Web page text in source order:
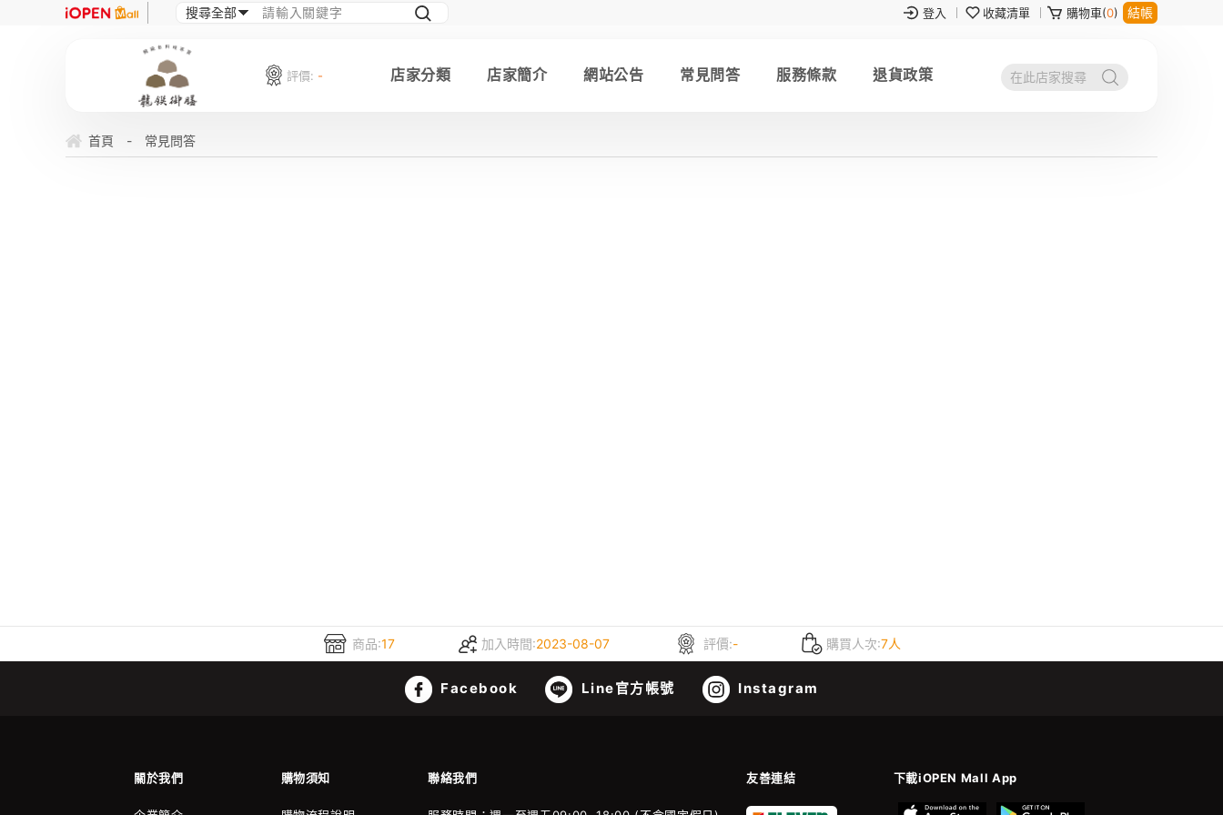
登入 收藏清單 購物車(0) 結帳
評價: - 店家分類 店家簡介 網站公告 常見問答 服務條款 退貨政策
首頁 - 常見問答
商品:17 加入時間:2023-08-07 評價:- 購買人次:7人
Facebook Line官方帳號 Instagram
關於我們 購物須知 聯絡我們 友善連結 下載iOPEN Mall App